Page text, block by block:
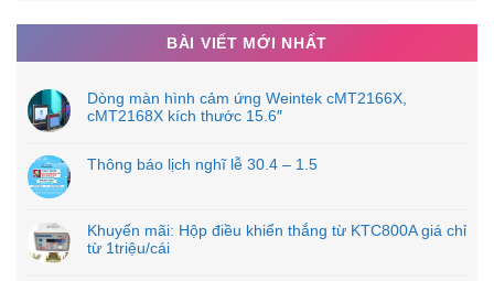
Website:tpehcm.com
BÀI VIẾT MỚI NHẤT
Dòng màn hình cảm ứng Weintek cMT2166X,
cMT2168X kích thước 15.6″
Thông báo lịch nghĩ lễ 30.4 – 1.5
Khuyến mãi: Hộp điều khiển thắng từ KTC800A giá chỉ
từ 1triệu/cái